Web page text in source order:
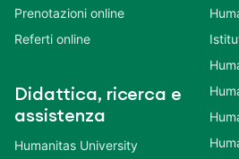
Prenotazioni online
Referti online
Didattica, ricerca e
assistenza
Humanitas University